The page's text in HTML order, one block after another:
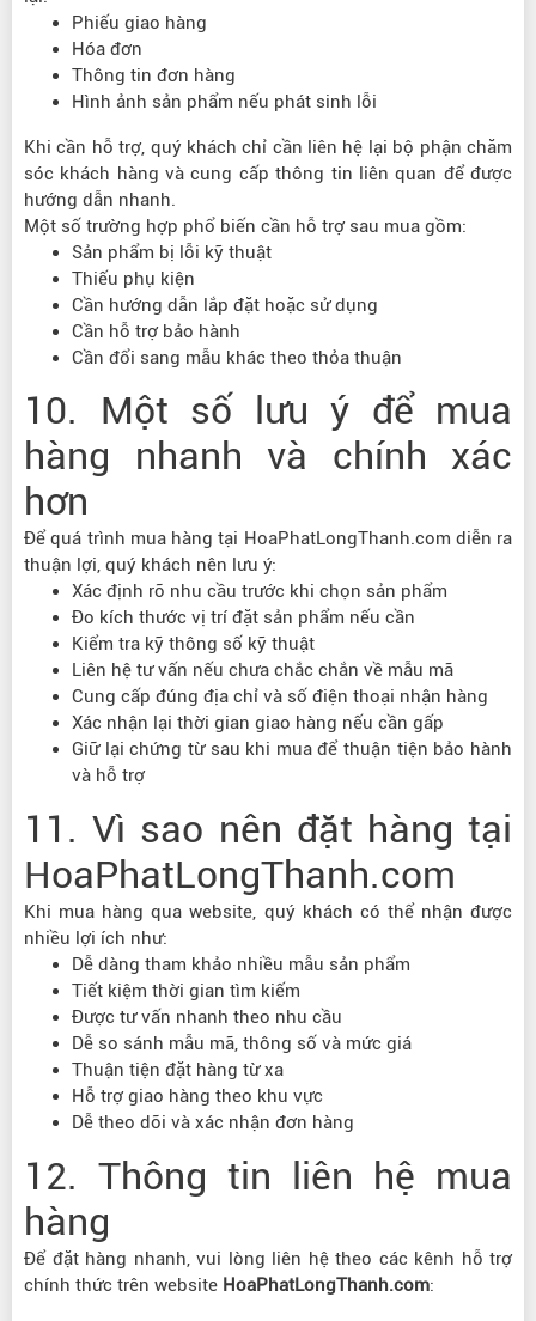
Phiếu giao hàng
Hóa đơn
Thông tin đơn hàng
Hình ảnh sản phẩm nếu phát sinh lỗi
Khi cần hỗ trợ, quý khách chỉ cần liên hệ lại bộ phận chăm
sóc khách hàng và cung cấp thông tin liên quan để được
hướng dẫn nhanh.
Một số trường hợp phổ biến cần hỗ trợ sau mua gồm:
Sản phẩm bị lỗi kỹ thuật
Thiếu phụ kiện
Cần hướng dẫn lắp đặt hoặc sử dụng
Cần hỗ trợ bảo hành
Cần đổi sang mẫu khác theo thỏa thuận
10. Một số lưu ý để mua
hàng nhanh và chính xác
hơn
Để quá trình mua hàng tại HoaPhatLongThanh.com diễn ra
thuận lợi, quý khách nên lưu ý:
Xác định rõ nhu cầu trước khi chọn sản phẩm
Đo kích thước vị trí đặt sản phẩm nếu cần
Kiểm tra kỹ thông số kỹ thuật
Liên hệ tư vấn nếu chưa chắc chắn về mẫu mã
Cung cấp đúng địa chỉ và số điện thoại nhận hàng
Xác nhận lại thời gian giao hàng nếu cần gấp
Giữ lại chứng từ sau khi mua để thuận tiện bảo hành
và hỗ trợ
11. Vì sao nên đặt hàng tại
HoaPhatLongThanh.com
Khi mua hàng qua website, quý khách có thể nhận được
nhiều lợi ích như:
Dễ dàng tham khảo nhiều mẫu sản phẩm
Tiết kiệm thời gian tìm kiếm
Được tư vấn nhanh theo nhu cầu
Dễ so sánh mẫu mã, thông số và mức giá
Thuận tiện đặt hàng từ xa
Hỗ trợ giao hàng theo khu vực
Dễ theo dõi và xác nhận đơn hàng
12. Thông tin liên hệ mua
hàng
Để đặt hàng nhanh, vui lòng liên hệ theo các kênh hỗ trợ
chính thức trên website HoaPhatLongThanh.com: